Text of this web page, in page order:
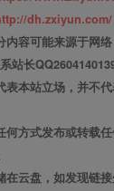
dh.zxiyun.com/
内容可能来源于网
站长
表本站立场，并不
何方式发布或转载
在云盘，如发现链